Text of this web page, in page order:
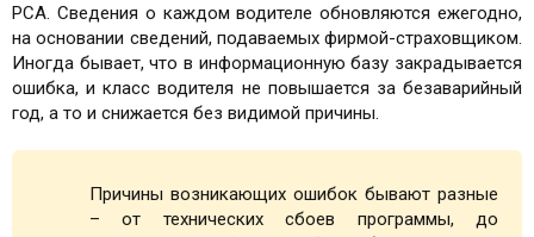
РСА. Сведения о каждом водителе обновляются ежегодно,
на основании сведений, подаваемых фирмой-страховщиком.
Иногда бывает, что в информационную базу закрадывается
ошибка, и класс водителя не повышается за безаварийный
год, а то и снижается без видимой причины.
Причины возникающих ошибок бывают разные
– от технических сбоев программы, до